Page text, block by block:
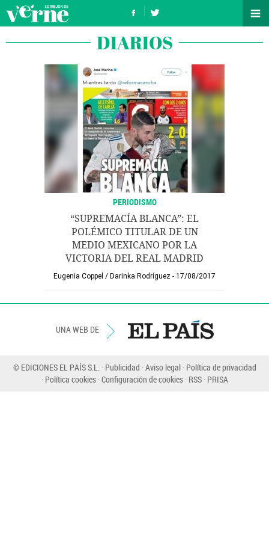
DIARIOS
PERIODISMO
“SUPREMACÍA BLANCA”: EL
POLÉMICO TITULAR DE UN
MEDIO MEXICANO POR LA
VICTORIA DEL REAL MADRID
Eugenia Coppel / Darinka Rodríguez 17/08/2017
UNA WEB DE
© EDICIONES EL PAÍS S.L. Publicidad Aviso legal Política de privacidad
Política cookies Configuración de cookies RSS PRISA